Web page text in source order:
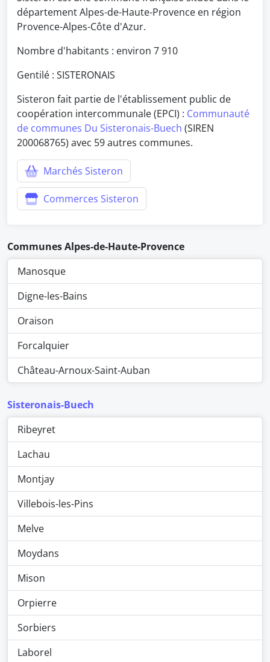
département Alpes-de-Haute-Provence en région
Provence-Alpes-Côte d'Azur.
Nombre d'habitants : environ 7 910
Gentilé : SISTERONAIS
Sisteron fait partie de l'établissement public de
coopération intercommunale (EPCI) : Communauté
de communes Du Sisteronais-Buech (SIREN
200068765) avec 59 autres communes.
Marchés Sisteron
Commerces Sisteron
Communes Alpes-de-Haute-Provence
Manosque
Digne-les-Bains
Oraison
Forcalquier
Château-Arnoux-Saint-Auban
Sisteronais-Buech
Ribeyret
Lachau
Montjay
Villebois-les-Pins
Melve
Moydans
Mison
Orpierre
Sorbiers
Laborel